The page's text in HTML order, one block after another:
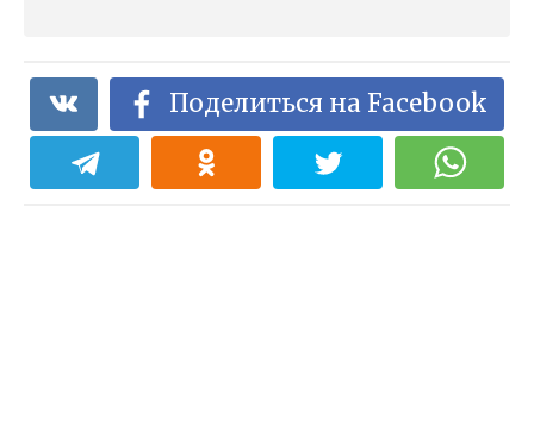
Поделиться на Facebook